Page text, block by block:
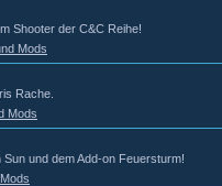
Shooter der C&C Reihe!
Mods
Rache.
Mods
und dem Add-on Feuersturm!